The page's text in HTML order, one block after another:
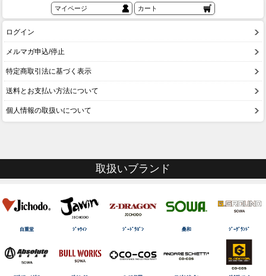
マイページ カート
ログイン
メルマガ申込/停止
特定商取引法に基づく表示
送料とお支払い方法について
個人情報の取扱いについて
取扱いブランド
自重堂 ｼﾞｬｳｨﾝ ｼﾞｰﾄﾞﾗｺﾞﾝ 桑和 ｼﾞｰｸﾞﾗﾝﾄﾞ